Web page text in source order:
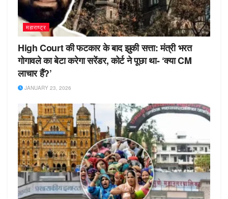
महाराष्ट्र
High Court की फटकार के बाद झुकी सत्ता: मंत्री भरत
गोगावले का बेटा करेगा सरेंडर, कोर्ट ने पूछा था- ‘क्या CM
लाचार हैं?’
JANUARY 23, 2026